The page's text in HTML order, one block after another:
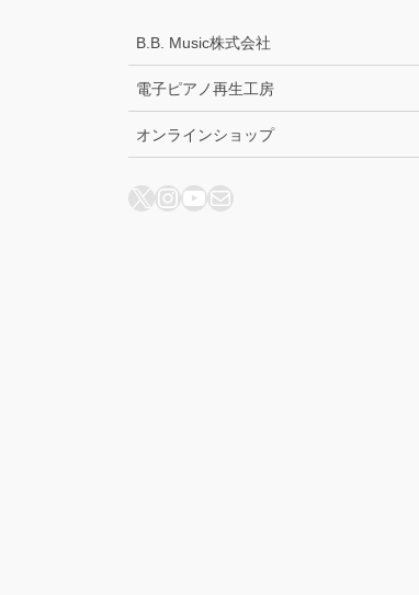
B.B. Music株式会社
電子ピアノ再生工房
オンラインショップ
X Instagram
YouTube
メール